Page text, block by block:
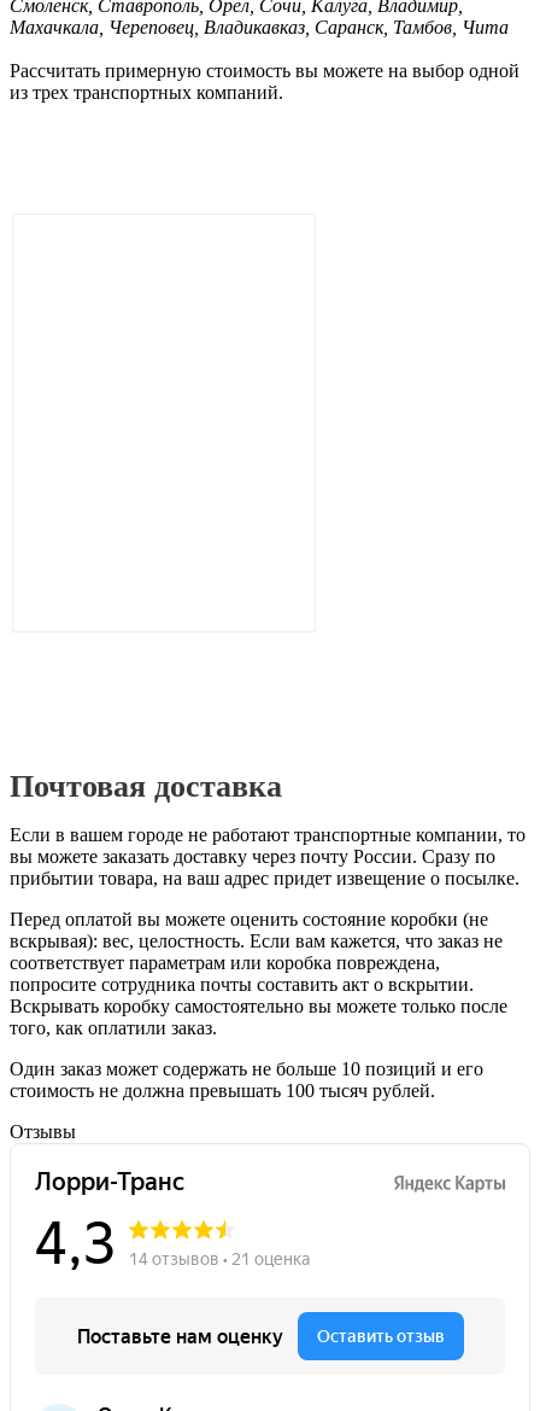
Смоленск, Ставрополь, Орел, Сочи, Калуга, Владимир,
Махачкала, Череповец, Владикавказ, Саранск, Тамбов, Чита
Рассчитать примерную стоимость вы можете на выбор одной
из трех транспортных компаний.
Почтовая доставка
Если в вашем городе не работают транспортные компании, то
вы можете заказать доставку через почту России. Сразу по
прибытии товара, на ваш адрес придет извещение о посылке.
Перед оплатой вы можете оценить состояние коробки (не
вскрывая): вес, целостность. Если вам кажется, что заказ не
соответствует параметрам или коробка повреждена,
попросите сотрудника почты составить акт о вскрытии.
Вскрывать коробку самостоятельно вы можете только после
того, как оплатили заказ.
Один заказ может содержать не больше 10 позиций и его
стоимость не должна превышать 100 тысяч рублей.
Отзывы